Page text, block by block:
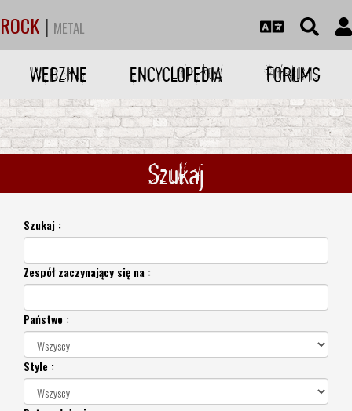
ROCK | METAL
WEBZINE ENCYCLOPEDIA FORUMS
Szukaj
Szukaj :
Zespół zaczynający się na :
Państwo :
Style :